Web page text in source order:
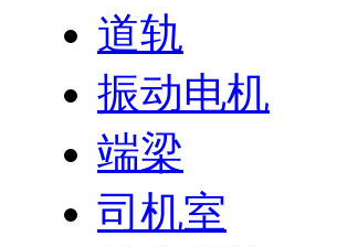
道轨
振动电机
端梁
司机室